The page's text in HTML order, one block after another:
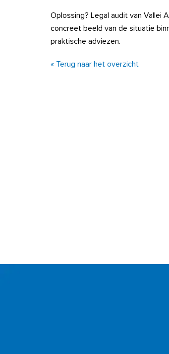
Oplossing? Legal audit van Vallei
concreet beeld van de situatie
praktische adviezen.
« Terug naar het overzicht